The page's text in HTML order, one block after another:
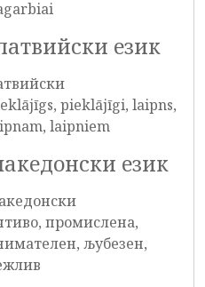
език
pieklājīgi, laipns,
laipniem
език
промислена,
љубезен,